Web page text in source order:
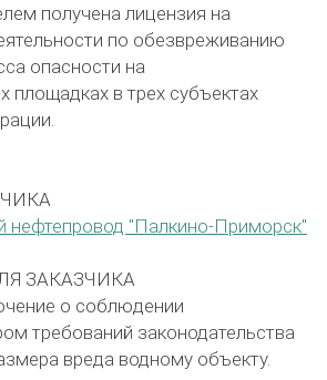
получена лицензия на
по обезвреживанию
опасности на
площадках в трех субъектах
нефтепровод "Палкино-Приморск"
ЗАКАЗЧИКА
о соблюдении
требований законодательства
вреда водному объекту.